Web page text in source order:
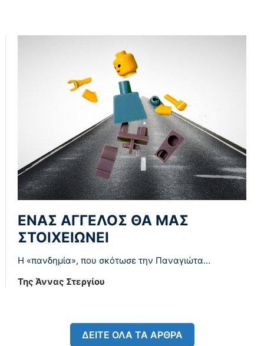
ΕΝΑΣ ΑΓΓΕΛΟΣ ΘΑ ΜΑΣ
ΣΤΟΙΧΕΙΩΝΕΙ
Η «πανδημία», που σκότωσε την Παναγιώτα…
Της Άννας Στεργίου
ΔΕΙΤΕ ΟΛΑ ΤΑ ΑΡΘΡΑ